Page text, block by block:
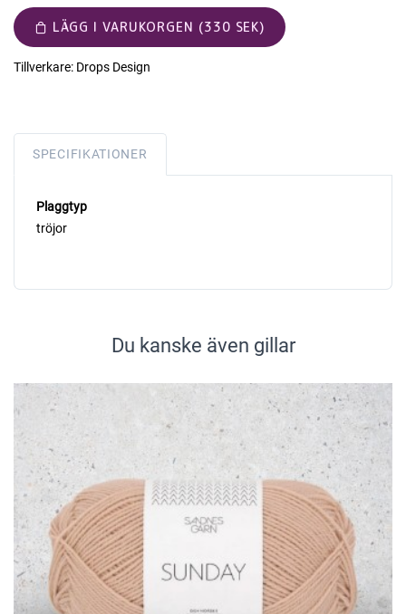
LÄGG I VARUKORGEN (330 SEK)
Tillverkare: Drops Design
SPECIFIKATIONER
Plaggtyp
tröjor
Du kanske även gillar